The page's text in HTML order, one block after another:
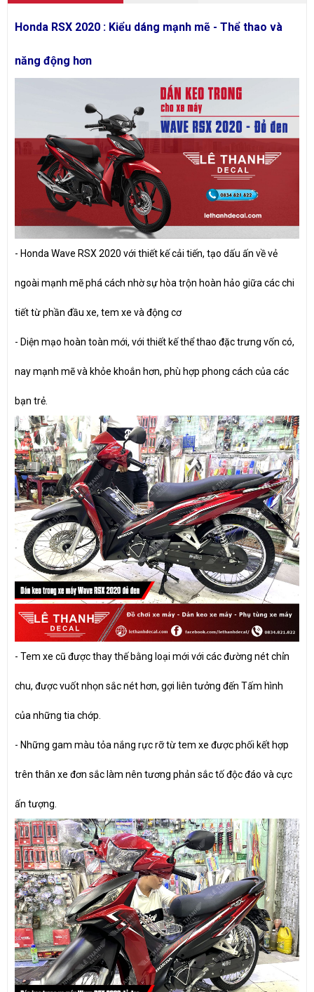
Honda RSX 2020 : Kiểu dáng mạnh mẽ - Thể thao và
năng động hơn
- Honda Wave RSX 2020 với thiết kế cải tiến, tạo dấu ấn về vẻ
ngoài mạnh mẽ phá cách nhờ sự hòa trộn hoàn hảo giữa các chi
tiết từ phần đầu xe, tem xe và động cơ
- Diện mạo hoàn toàn mới, với thiết kế thể thao đặc trưng vốn có,
nay mạnh mẽ và khỏe khoắn hơn, phù hợp phong cách của các
bạn trẻ.
- Tem xe cũ được thay thế bằng loại mới với các đường nét chỉn
chu, được vuốt nhọn sắc nét hơn, gợi liên tưởng đến Tấm hình
của những tia chớp.
- Những gam màu tỏa nắng rực rỡ từ tem xe được phối kết hợp
trên thân xe đơn sắc làm nên tương phản sắc tố độc đáo và cực
ấn tượng.